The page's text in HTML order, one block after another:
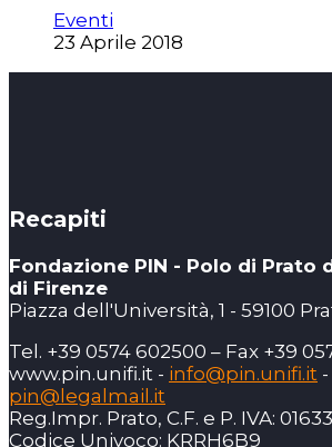
Eventi
23 Aprile 2018
Recapiti
Fondazione PIN - Polo di Prato
di Firenze
Piazza dell'Università, 1 - 59100
Tel. +39 0574 602500 – Fax +39
www.pin.unifi.it - info@pin.unifi.it
pin@legalmail.it
Reg.Impr. Prato, C.F. e P. IVA:
Codice Univoco: KRRH6B9